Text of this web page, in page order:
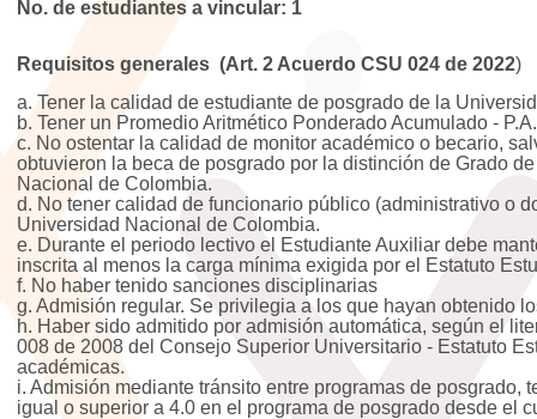
No. de estudiantes a vincular: 1
Requisitos generales (Art. 2 Acuerdo CSU 024 de 2022)
a. Tener la calidad de estudiante de posgrado de la
b. Tener un Promedio Aritmético Ponderado Acumulado -
c. No ostentar la calidad de monitor académico o becario,
obtuvieron la beca de posgrado por la distinción de Grado
Nacional de Colombia.
d. No tener calidad de funcionario público (administrativo o
Universidad Nacional de Colombia.
e. Durante el periodo lectivo el Estudiante Auxiliar debe
inscrita al menos la carga mínima exigida por el Estatuto
f. No haber tenido sanciones disciplinarias
g. Admisión regular. Se privilegia a los que hayan obtenido
h. Haber sido admitido por admisión automática, según el
008 de 2008 del Consejo Superior Universitario - Estatuto
académicas.
i. Admisión mediante tránsito entre programas de posgrado,
igual o superior a 4.0 en el programa de posgrado desde el